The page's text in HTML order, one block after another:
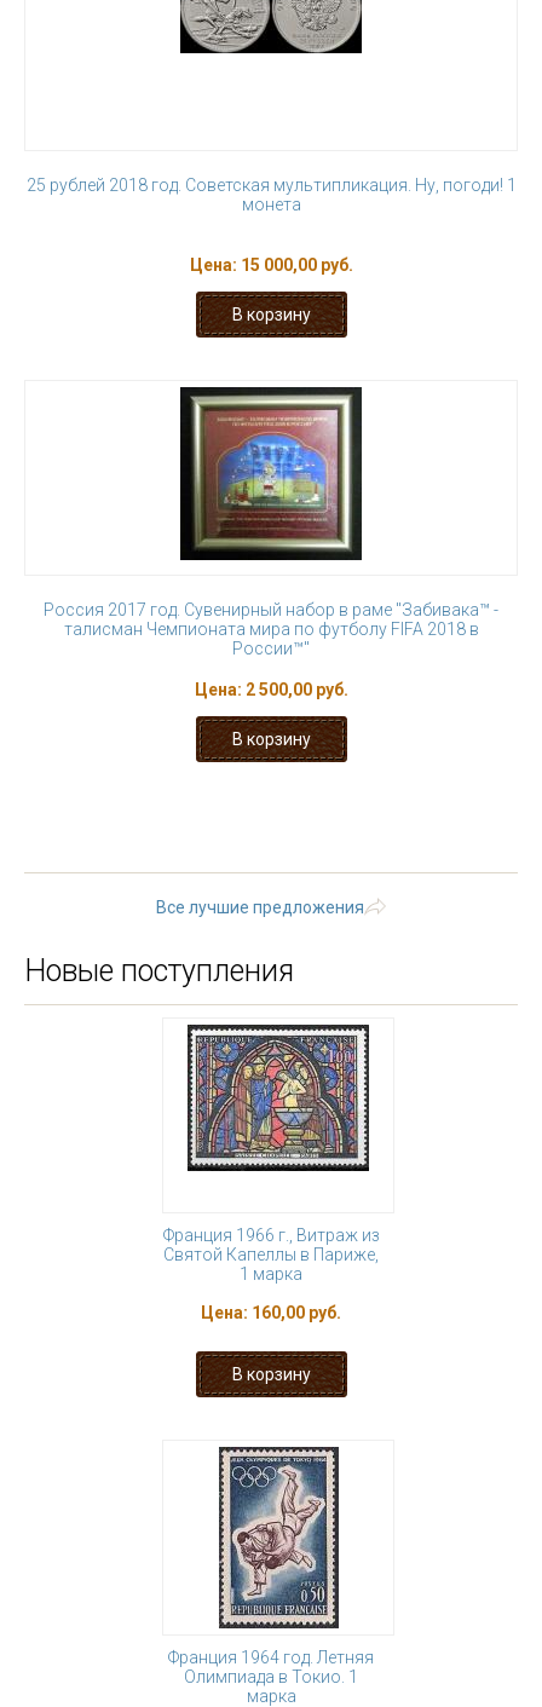
25 рублей 2018 год. Советская мультипликация. Ну, погоди! 1
монета
Цена: 15 000,00 руб.
Россия 2017 год. Сувенирный набор в раме "Забивака™ -
талисман Чемпионата мира по футболу FIFA 2018 в
России™"
Цена: 2 500,00 руб.
Все лучшие предложения
Новые поступления
Франция 1966 г., Витраж из
Святой Капеллы в Париже,
1 марка
Цена: 160,00 руб.
Франция 1964 год. Летняя
Олимпиада в Токио. 1
марка